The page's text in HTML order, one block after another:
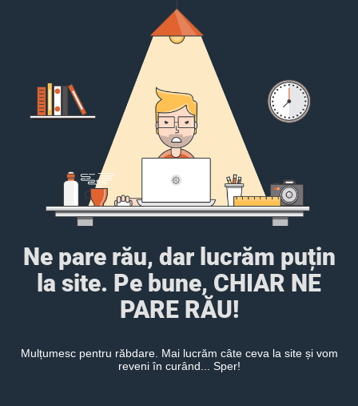
Ne pare rău, dar lucrăm puțin
la site. Pe bune, CHIAR NE
PARE RĂU!
Mulțumesc pentru răbdare. Mai lucrăm câte ceva la site și vom
reveni în curând... Sper!